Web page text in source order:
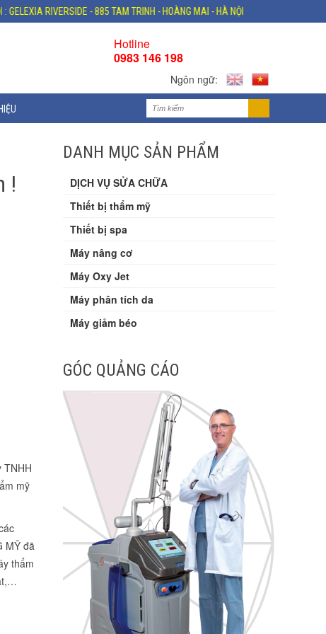
RIVERSIDE - 885 TAM TRINH - HOÀNG MAI - HÀ NỘI
Hotline
0983 146 198
Ngôn ngữ:
!
TNHH
mỹ
MỸ đã
thẩm
DANH MỤC SẢN PHẨM
DỊCH VỤ SỬA CHỮA
Thiết bị thẩm mỹ
Thiết bị spa
Máy nâng cơ
Máy Oxy Jet
Máy phân tích da
Máy giảm béo
GÓC QUẢNG CÁO